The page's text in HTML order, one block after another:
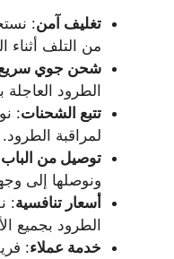
تغليف آمن:
من التلف أثناء
شحن جوي
الطرود
تتبع الشحنات:
لمراقبة الطرود.
توصيل من الباب
ونوصلها إلى
أسعار تنافسية:
الطرود بجميع
خدمة عملاء: